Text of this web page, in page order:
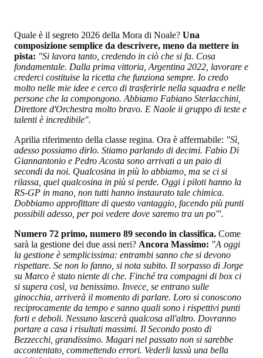
Quale è il segreto 2026 della Mora di Noale? Una
composizione semplice da descrivere, meno da mettere in
pista: "Si lavora tanto, credendo in ciò che si fa. Cosa
fondamentale. Dalla prima vittoria, Argentina 2022, lavorare e
crederci costituise la ricetta che funziona sempre. Io credo
molto nelle mie idee e cerco di trasferirle nella squadra e nelle
persone che la compongono. Abbiamo Fabiano Sterlacchini,
Direttore d'Orchestra molto bravo. E Naole ii gruppo di teste e
talenti è incredibile".
Aprilia riferimento della classe regina. Ora è affermabile: "Sì,
adesso possiamo dirlo. Stiamo parlando di decimi. Fabio Di
Giannantonio e Pedro Acosta sono arrivati a un paio di
secondi da noi. Qualcosina in più lo abbiamo, ma se ci si
rilassa, quel qualcosina in più si perde. Oggi i piloti hanno la
RS-GP in mano, non tutti hanno instaurato tale chimica.
Dobbiamo approfittare di questo vantaggio, facendo più punti
possibili adesso, per poi vedere dove saremo tra un po'".
Numero 72 primo, numero 89 secondo in classifica. Come
sarà la gestione dei due assi neri? Ancora Massimo: "A oggi
la gestione è semplicissima: entrambi sanno che si devono
rispettare. Se non lo fanno, si nota subito. Il sorpasso di Jorge
su Marco è stato niente di che. Finché tra compagni di box ci
si supera così, va benissimo. Invece, se entrano sulle
ginocchia, arriverà il momento di parlare. Loro si conoscono
reciprocamente da tempo e sanno quali sono i rispettivi punti
forti e deboli. Nessuno lascerà qualcosa all'altro. Dovranno
portare a casa i risultati massimi. Il Secondo posto di
Bezzecchi, grandissimo. Magari nel passato non si sarebbe
accontentato, commettendo errori. Vederli lassù una bella